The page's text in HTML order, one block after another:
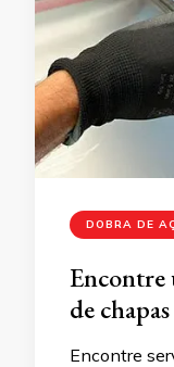
DOBRA DE
Encontre
de
Encontre